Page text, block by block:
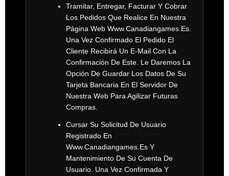
Tramitar, Entregar, Facturar Y Cobrar
Los Pedidos Que Realice En Nuestra
Página Web Www.canadiangames.es
Una Vez Confirmado El Pedido El
Cliente Recibirá Un E-Mail Con La
Confirmación De Este. Le Daremos La
Opción De Guardar Los Datos De Su
Tarjeta Bancaria En El Servidor De
Nuestra Web Para Agilizar Futuras
Compras.
Cursar Su Solicitud De Usuario
Registrado En
Www.canadiangames.es Y
Mantenimiento De Su Cuenta De
Usuario. Una Vez Confirmada Y